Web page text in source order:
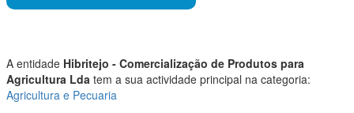
A entidade Hibritejo - Comercialização de Produtos para
Agricultura Lda tem a sua actividade principal na categoria:
Agricultura e Pecuaria